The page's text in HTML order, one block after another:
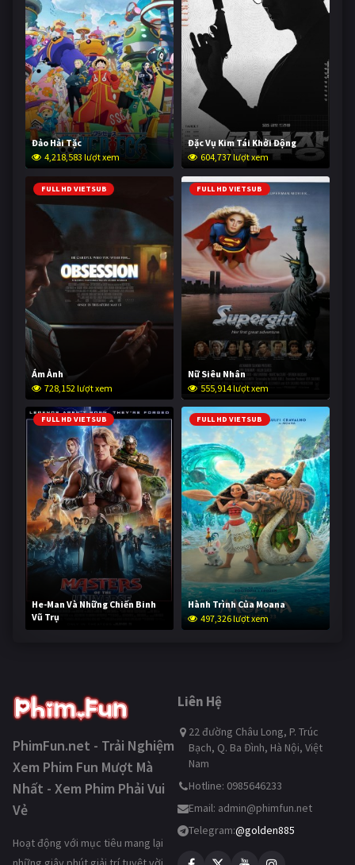
Đảo Hải Tặc
4,218,583 lượt xem
Đặc Vụ Kim Tái Khởi Động
604,737 lượt xem
FULL HD VIETSUB
Ám Ảnh
728,152 lượt xem
FULL HD VIETSUB
Nữ Siêu Nhân
555,914 lượt xem
FULL HD VIETSUB
He-Man Và Những Chiến Binh
Vũ Trụ
246,581 lượt xem
FULL HD VIETSUB
Hành Trình Của Moana
497,326 lượt xem
PhimFun.net - Trải Nghiệm
Xem Phim Fun Mượt Mà
Nhất - Xem Phim Phải Vui
Vẻ
Hoạt động với mục tiêu mang lại
Liên Hệ
22 đường Châu Long, P. Trúc
Bạch, Q. Ba Đình, Hà Nội, Việt
Nam
Hotline: 0985646233
Email: admin@phimfun.net
Telegram:@golden885